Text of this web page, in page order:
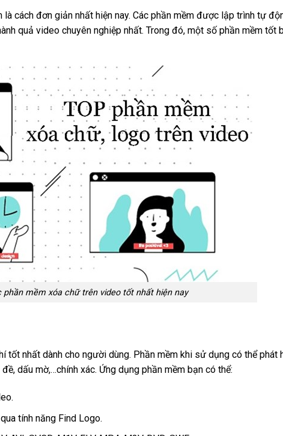
cách đơn giản nhất hiện nay. Các phần mềm được lập trình tự
quả video chuyên nghiệp nhất. Trong đó, một số phần mềm tốt
phần mềm xóa chữ trên video tốt nhất hiện nay
tốt nhất dành cho người dùng. Phần mềm khi sử dụng có thể phát
dấu mờ,…chính xác. Ứng dụng phần mềm bạn có thể:
tính năng Find Logo.